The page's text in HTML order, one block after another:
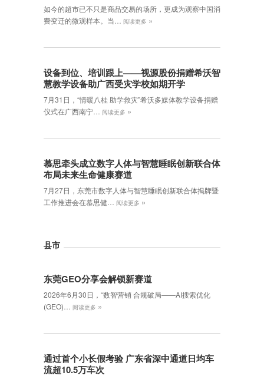
如今的超市已不只是商品交易的场所，更成为观察中国消
费变迁的微观样本。当…
阅读更多 »
设备到位、培训跟上——视源股份捐赠希沃智
慧教学设备助广西受灾学校如期开学
7月31日，“情暖八桂 助学救灾”希沃多媒体教学设备捐赠
仪式在广西南宁…
阅读更多 »
慕思牵头成立数字人体与智慧睡眠创新联合体
布局未来生命健康赛道
7月27日，东莞市数字人体与智慧睡眠创新联合体揭牌暨
工作推进会在慕思健…
阅读更多 »
县市
东莞GEO分享会解锁新赛道
2026年6月30日，‌“数智营销 合规破局——AI搜索优化
(GEO)…
阅读更多 »
通过首个小长假考验 广东省深中通道日均车
流超10.5万车次